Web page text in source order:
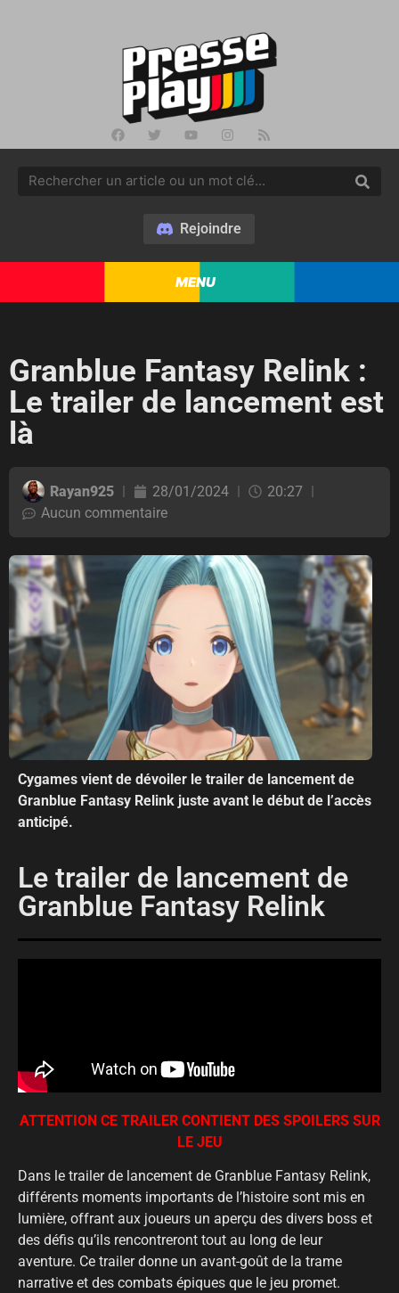
Rejoindre
MENU
Granblue Fantasy Relink :
Le trailer de lancement est
là
Rayan925 28/01/2024
20:27
Aucun commentaire
Cygames vient de dévoiler le trailer de lancement de
Granblue Fantasy Relink juste avant le début de l’accès
anticipé.
Le trailer de lancement de
Granblue Fantasy Relink
ATTENTION CE TRAILER CONTIENT DES SPOILERS SUR
LE JEU
Dans le trailer de lancement de Granblue Fantasy Relink,
différents moments importants de l’histoire sont mis en
lumière, offrant aux joueurs un aperçu des divers boss et
des défis qu’ils rencontreront tout au long de leur
aventure. Ce trailer donne un avant-goût de la trame
narrative et des combats épiques que le jeu promet.